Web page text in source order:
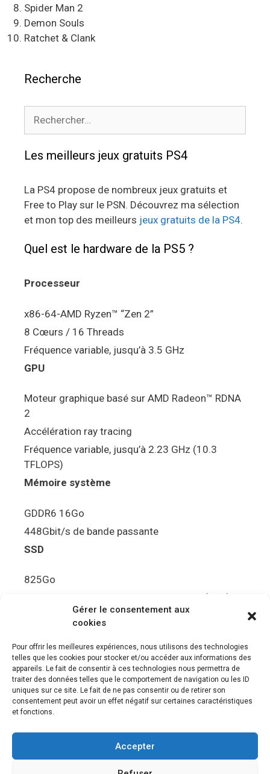
Gérer le consentement aux
cookies
Pour offrir les meilleures expériences, nous utilisons des technologies
telles que les cookies pour stocker et/ou accéder aux informations des
appareils. Le fait de consentir à ces technologies nous permettra de
traiter des données telles que le comportement de navigation ou les ID
uniques sur ce site. Le fait de ne pas consentir ou de retirer son
consentement peut avoir un effet négatif sur certaines caractéristiques
et fonctions.
Accepter
Spider Man 2
Demon Souls
Ratchet & Clank
Recherche
Les meilleurs jeux gratuits PS4
La PS4 propose de nombreux jeux gratuits et
Free to Play sur le PSN. Découvrez ma sélection
et mon top des meilleurs jeux gratuits de la PS4.
Quel est le hardware de la PS5 ?
Processeur
x86-64-AMD Ryzen™ “Zen 2”
8 Cœurs / 16 Threads
Fréquence variable, jusqu’à 3.5 GHz
GPU
Moteur graphique basé sur AMD Radeon™ RDNA
2
Accélération ray tracing
Fréquence variable, jusqu’à 2.23 GHz (10.3
TFLOPS)
Mémoire système
GDDR6 16Go
448Gbit/s de bande passante
SSD
825Go
5.5Gbit/s de bande passante en lecture (Brut)
Disque de jeu PS5
Ultra HD Blu-ray™, jusqu’à 100Go/disque
Sortie vidéo
Compatibilité avec les téléviseurs 4K 120Hz et
8K, VRR (spécification HDMI v. 2.1)
“Tempest” 3D AudioTec